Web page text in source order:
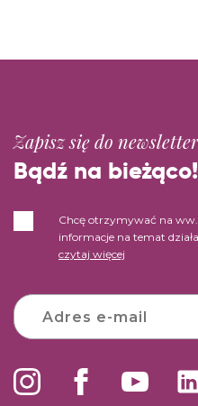
Zapisz się do
Bądź na bieżąco!
Chcę otrzymywać na
informacje na temat
czytaj więcej